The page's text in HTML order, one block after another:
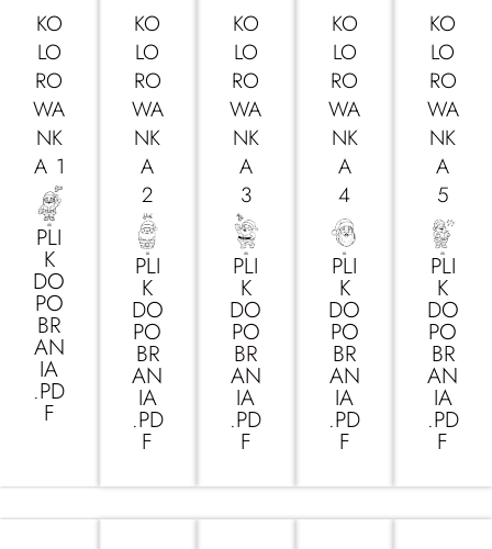
KO
LO
RO
WA
NK
A 1
PLI
K
DO
PO
BR
AN
IA
.PD
F
KO
LO
RO
WA
NK
A
2
PLI
K
DO
PO
BR
AN
IA
.PD
F
KO
LO
RO
WA
NK
A
3
PLI
K
DO
PO
BR
AN
IA
.PD
F
KO
LO
RO
WA
NK
A
4
PLI
K
DO
PO
BR
AN
IA
.PD
F
KO
LO
RO
WA
NK
A
5
PLI
K
DO
PO
BR
AN
IA
.PD
F